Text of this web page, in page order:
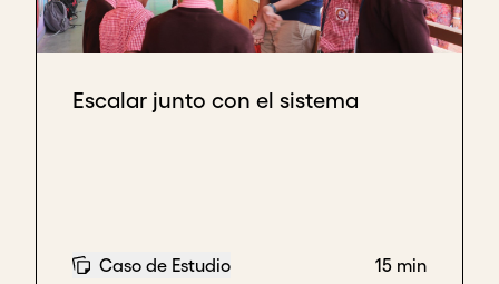
Escalar junto con el sistema
Caso de Estudio 15 min